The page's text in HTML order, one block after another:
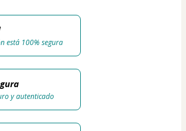
está 100% segura
y autenticado